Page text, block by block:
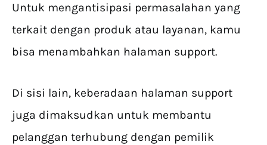
Untuk mengantisipasi permasalahan yang
terkait dengan produk atau layanan, kamu
bisa menambahkan halaman support.
Di sisi lain, keberadaan halaman support
juga dimaksudkan untuk membantu
pelanggan terhubung dengan pemilik